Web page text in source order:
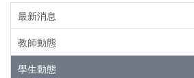
最新消息
教師動態
學生動態